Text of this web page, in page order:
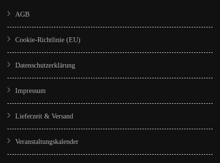
AGB
Cookie-Richtlinie (EU)
Datenschutzerklärung
Impressum
Lieferzeit & Versand
Veranstaltungskalender